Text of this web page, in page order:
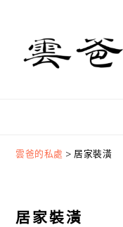
primary
navigation
content
primary
sidebar
雲爸的私處 > 居家裝潢
居家裝潢